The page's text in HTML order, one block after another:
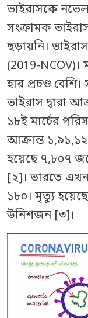
ভাইরাসকে
সংক্রামক
ছড়ায়নি।
(2019-NCOV)।
হার প্রচণ্ড
ভাইরাস দ্বারা
১৮ই মার্চের
আক্রান্ত
হয়েছে ৭,৮০৭
[২]। ভারতে এখন
১৮০। মৃত্যু
উনিশজন [৩]।